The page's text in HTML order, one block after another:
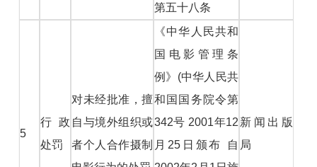
第五十八条
5
行政
处罚
对未经批准，擅
自与境外组织或
者个人合作摄制
《中华人民共和
国电影管理条
例》(中华人民共
和国国务院令第
342号 2001年12
月25日颁布 自
新闻出版
局